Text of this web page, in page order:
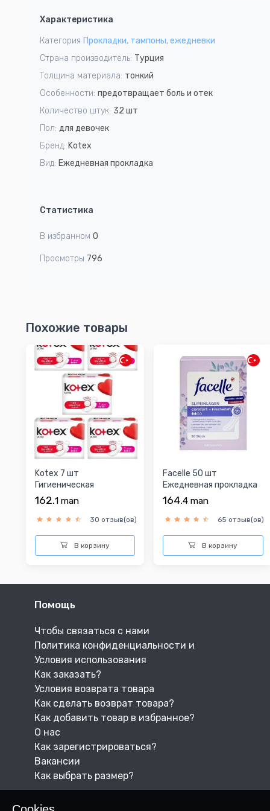
1
Характеристика
Категория Прокладки, тампоны, ежедневки
Страна производитель: Турция
Толщина материала: тонкий
Особенности: предотвращает боль и отек
Количество штук: 32 шт
Пол: для девочек
Бренд: Kotex
Вид: Ежедневная прокладка
Статистика
В избранном 0
Просмотры 796
Похожие товары
Kotex 7 шт
Гигиеническая
прокладка
162.1 man
30 отзыв(ов)
В корзину
Facelle 50 шт
Ежедневная прокладка
164.4 man
65 отзыв(ов)
В корзину
Помощь
Чтобы связаться с нами
Политика конфиденциальности и
Условия использования
Как заказать?
Условия возврата товара
Как сделать возврат товара?
Как добавить товар в избранное?
О нас
Как зарегистрироваться?
Вакансии
Как выбрать размер?